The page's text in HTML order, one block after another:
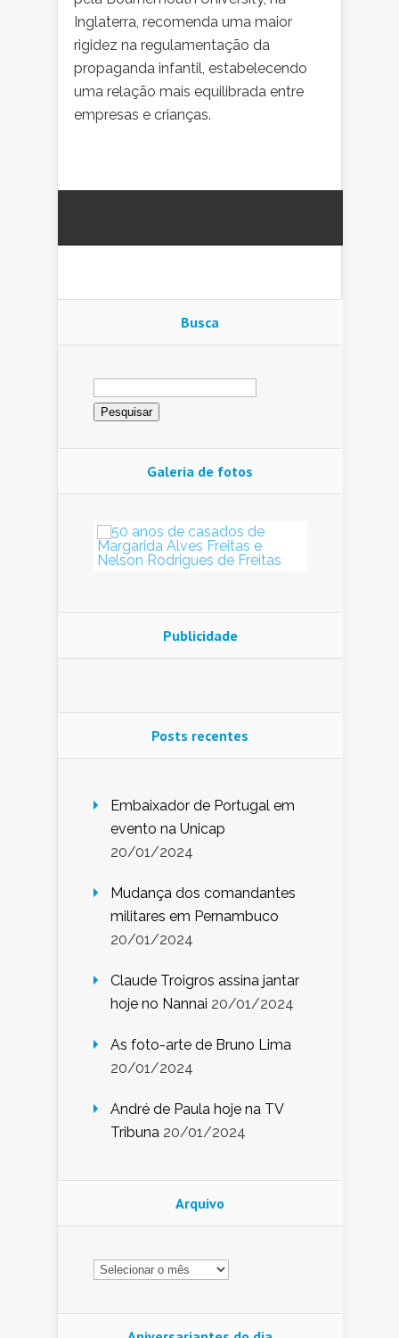
Inglaterra, recomenda uma maior
rigidez na regulamentação da
propaganda infantil, estabelecendo
uma relação mais equilibrada entre
empresas e crianças.
Busca
Pesquisar
por:
Galeria de fotos
Publicidade
Posts recentes
Embaixador de Portugal em
evento na Unicap
20/01/2024
Mudança dos comandantes
militares em Pernambuco
20/01/2024
Claude Troigros assina jantar
hoje no Nannai 20/01/2024
As foto-arte de Bruno Lima
20/01/2024
André de Paula hoje na TV
Tribuna 20/01/2024
Arquivo
Arquivo